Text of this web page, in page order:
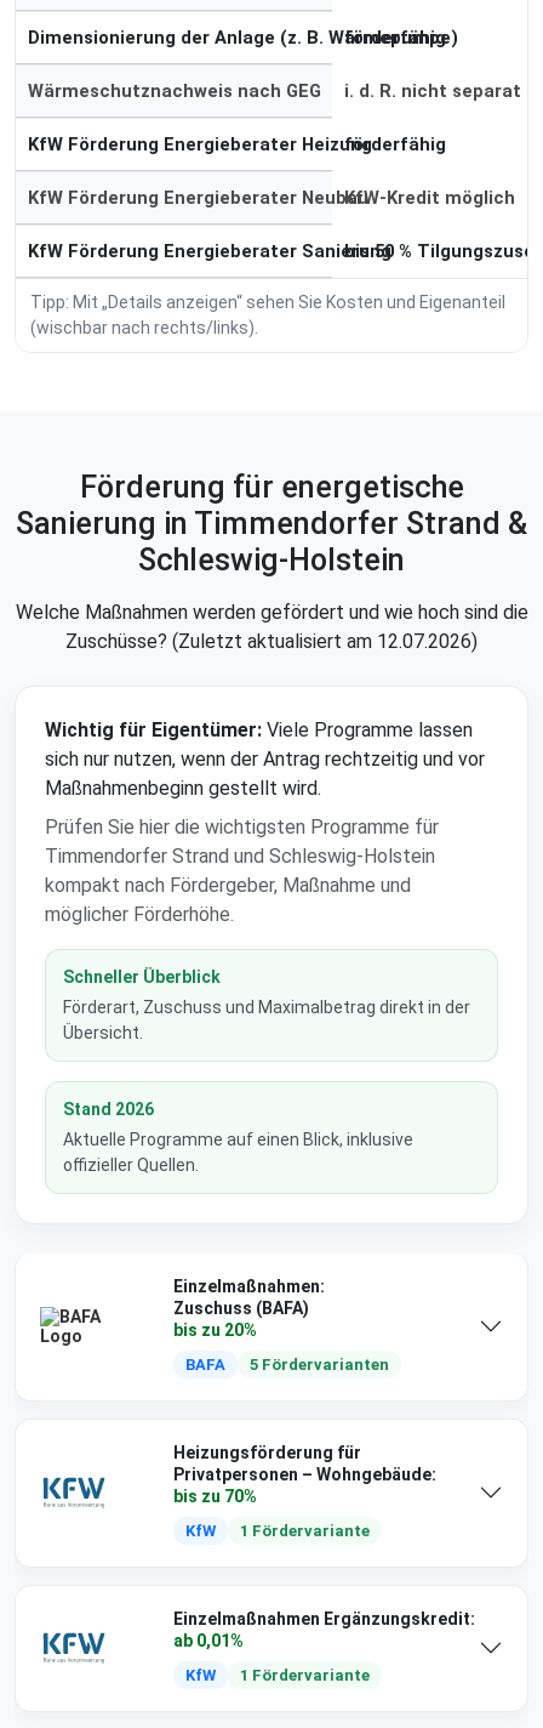
Dimensionierung der Anlage (z. B. Wärmepumpe)
förderfähig
Wärmeschutznachweis nach GEG i. d. R. nicht separat
KfW Förderung Energieberater Heizungförderfähig
KfW Förderung Energieberater NeubauKfW-Kredit möglich
KfW Förderung Energieberater Sanierung
bis 50 %
Tipp: Mit „Details anzeigen“ sehen Sie Kosten und Eigenanteil
(wischbar nach rechts/links).
Förderung für energetische
Sanierung in Timmendorfer Strand &
Schleswig-Holstein
Welche Maßnahmen werden gefördert und wie hoch sind die
Zuschüsse? (Zuletzt aktualisiert am 12.07.2026)
Wichtig für Eigentümer: Viele Programme lassen
sich nur nutzen, wenn der Antrag rechtzeitig und vor
Maßnahmenbeginn gestellt wird.
Prüfen Sie hier die wichtigsten Programme für
Timmendorfer Strand und Schleswig-Holstein
kompakt nach Fördergeber, Maßnahme und
möglicher Förderhöhe.
Schneller Überblick
Förderart, Zuschuss und Maximalbetrag direkt in der
Übersicht.
Stand 2026
Aktuelle Programme auf einen Blick, inklusive
offizieller Quellen.
Einzelmaßnahmen:
Zuschuss (BAFA)
bis zu 20%
BAFA 5 Fördervarianten
Heizungsförderung für
Privatpersonen – Wohngebäude:
bis zu 70%
KfW 1 Fördervariante
Einzelmaßnahmen Ergänzungskredit:
ab 0,01%
KfW 1 Fördervariante